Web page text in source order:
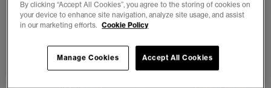
By clicking “Accept All Cookies”, you agree to the storing of cookies on
your device to enhance site navigation, analyze site usage, and assist
in our marketing efforts. Cookie Policy
Accept All Cookies
Manage Cookies